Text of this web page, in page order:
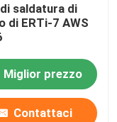
saldatura di
di ERTi-7 AWS
Miglior prezzo
Contattaci